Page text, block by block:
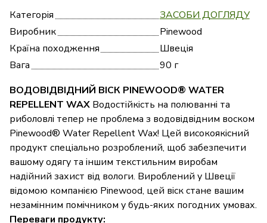
Категорія
ЗАСОБИ ДОГЛЯДУ
Виробник
Pinewood
Країна походження
Швеція
Вага
90 г
ВОДОВІДВІДНИЙ ВІСК PINEWOOD® WATER
REPELLENT WAX Водостійкість на полюванні та
риболовлі тепер не проблема з водовідвідним воском
Pinewood® Water Repellent Wax! Цей високоякісний
продукт спеціально розроблений, щоб забезпечити
вашому одягу та іншим текстильним виробам
надійний захист від вологи. Вироблений у Швеції
відомою компанією Pinewood, цей віск стане вашим
незамінним помічником у будь-яких погодних умовах.
Переваги продукту: